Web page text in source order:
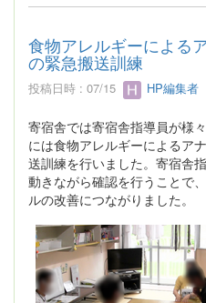
食物アレルギーによる
の緊急搬送訓練
投稿日時 : 07/15 HP編集者
寄宿舎では寄宿舎指導員が様
には食物アレルギーによるア
送訓練を行いました。寄宿舎
動きながら確認を行うことで
ルの改善につながりました。